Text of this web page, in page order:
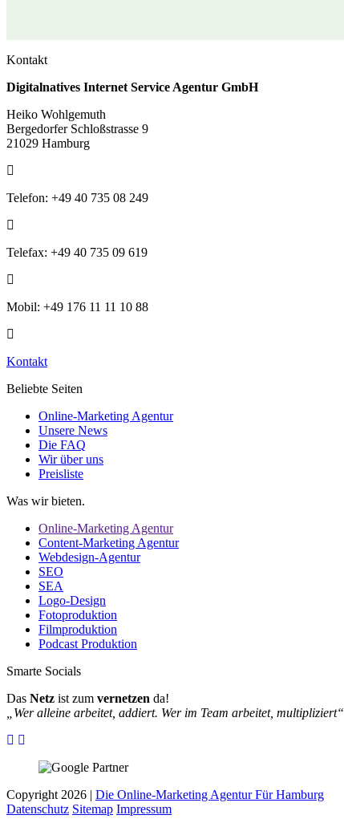
Kontakt
Digitalnatives Internet Service Agentur GmbH
Heiko Wohlgemuth
Bergedorfer Schloßstrasse 9
21029 Hamburg
Telefon: +49 40 735 08 249
Telefax: +49 40 735 09 619
Mobil: +49 176 11 11 10 88
Kontakt
Beliebte Seiten
Online-Marketing Agentur
Unsere News
Die FAQ
Wir über uns
Preisliste
Was wir bieten.
Online-Marketing Agentur
Content-Marketing Agentur
Webdesign-Agentur
SEO
SEA
Logo-Design
Fotoproduktion
Filmproduktion
Podcast Produktion
Smarte Socials
Das Netz ist zum vernetzen da!
„Wer alleine arbeitet, addiert. Wer im Team arbeitet, multipliziert“
Copyright 2026 | Die Online-Marketing Agentur Für Hamburg
Datenschutz Sitemap Impressum